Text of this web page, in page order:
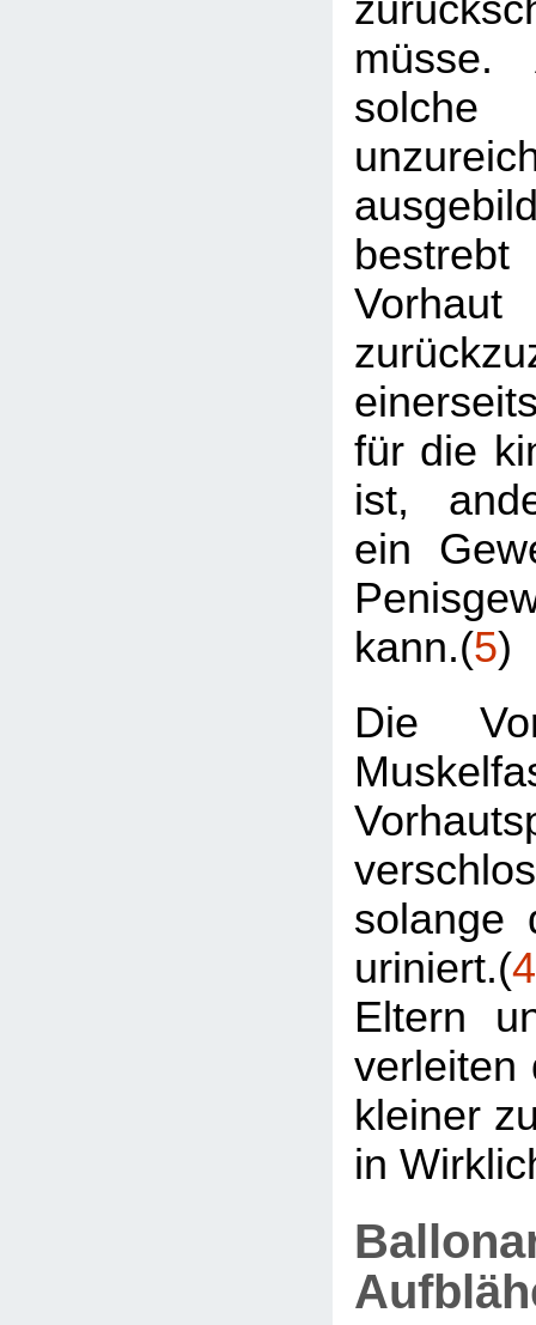
müsse.
für die
ist,
ein
kann.(5)
Die
solange
uriniert.(4
Eltern
verleiten
kleiner
in